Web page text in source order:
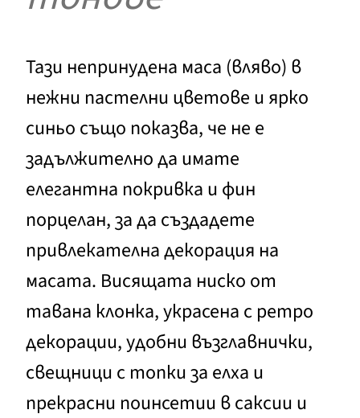
Тази непринудена маса (вляво) в
нежни пастелни цветове и ярко
синьо също показва, че не е
задължително да имате
елегантна покривка и фин
порцелан, за да създадете
привлекателна декорация на
масата. Висящата ниско от
тавана клонка, украсена с ретро
декорации, удобни възглавнички,
свещници с топки за елха и
прекрасни поинсетии в саксии и